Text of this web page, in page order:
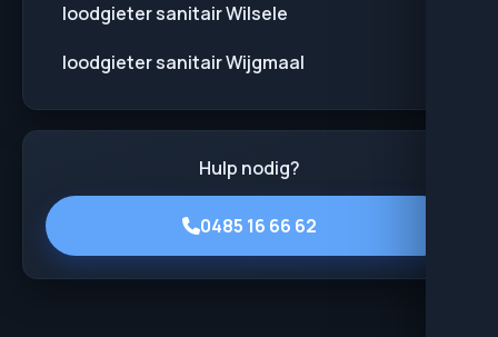
loodgieter sanitair Wilsele
loodgieter sanitair Wijgmaal
Hulp nodig?
0485 16 66 62